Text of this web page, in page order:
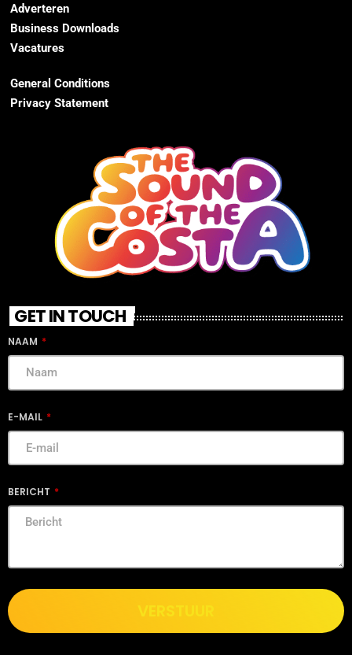
Adverteren
Business Downloads
Vacatures
General Conditions
Privacy Statement
GET IN TOUCH
NAAM
E-MAIL
BERICHT
VERSTUUR